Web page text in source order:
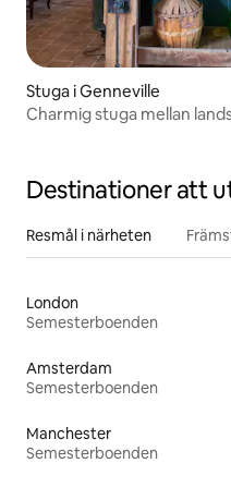
Stuga i Genneville
Charmig stuga mellan
Destinationer att
Resmål i närheten
London
Semesterboenden
Amsterdam
Semesterboenden
Manchester
Semesterboenden